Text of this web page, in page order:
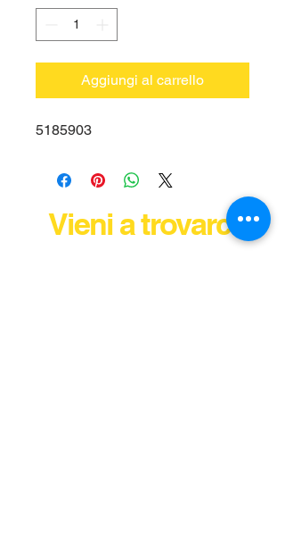
Aggiungi al carrello
5185903
Vieni a trovarci